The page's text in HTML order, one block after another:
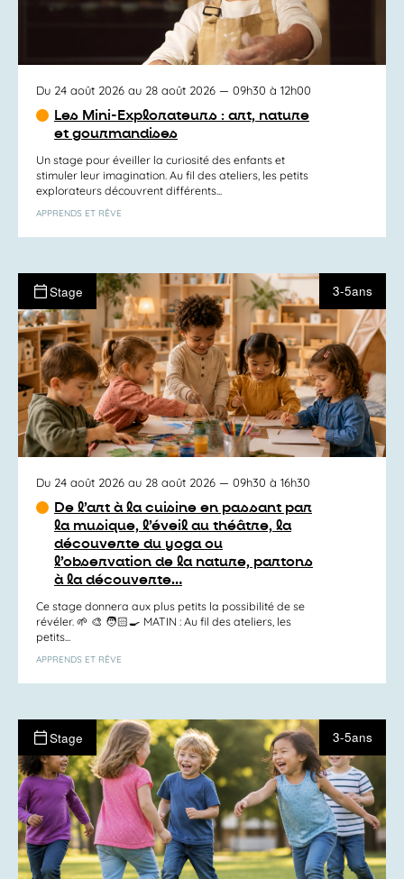
Du 24 août 2026 au 28 août 2026 — 09h30 à 12h00
Les Mini-Explorateurs : art, nature
et gourmandises
Un stage pour éveiller la curiosité des enfants et
stimuler leur imagination. Au fil des ateliers, les petits
explorateurs découvrent différents...
APPRENDS ET RÊVE
Stage 3-5ans
Du 24 août 2026 au 28 août 2026 — 09h30 à 16h30
De l’art à la cuisine en passant par
la musique, l’éveil au théâtre, la
découverte du yoga ou
l’observation de la nature, partons
à la découverte…
Ce stage donnera aux plus petits la possibilité de se
révéler. 🌱 🎨 🧑🏻‍🍳 MATIN : Au fil des ateliers, les
petits...
APPRENDS ET RÊVE
Stage 3-5ans